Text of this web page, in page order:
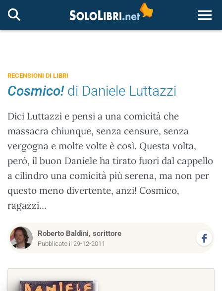
RECENSIONI DI LIBRI
Cosmico!di Daniele Luttazzi
Dici Luttazzi e pensi a una comicità che
massacra chiunque, senza censure, senza
vergogna e molte volte è così. Questa volta,
però, il buon Daniele ha tirato fuori dal cappello
a cilindro una comicità più serena, ma non per
questo meno divertente, anzi! Cosmico,
ragazzi…
Roberto Baldini, scrittore
Pubblicato il 29-12-2011